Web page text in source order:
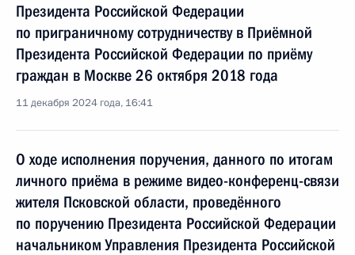
Президента Российской Федерации
по приграничному сотрудничеству в Приёмной
Президента Российской Федерации по приёму
граждан в Москве 26 октября 2018 года
11 декабря 2024 года, 16:41
О ходе исполнения поручения, данного по итогам
личного приёма в режиме видео-конференц-связи
жителя Псковской области, проведённого
по поручению Президента Российской Федерации
начальником Управления Президента Российской